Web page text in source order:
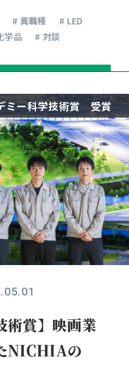
# 異職種
# LED
学品 # 対談
ミー科学技術賞 受賞
術賞】映画業
NICHIAの